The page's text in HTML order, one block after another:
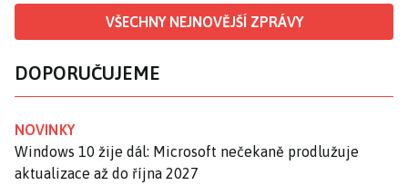
VŠECHNY NEJNOVĚJŠÍ ZPRÁVY
DOPORUČUJEME
NOVINKY
Windows 10 žije dál: Microsoft nečekaně prodlužuje
aktualizace až do října 2027